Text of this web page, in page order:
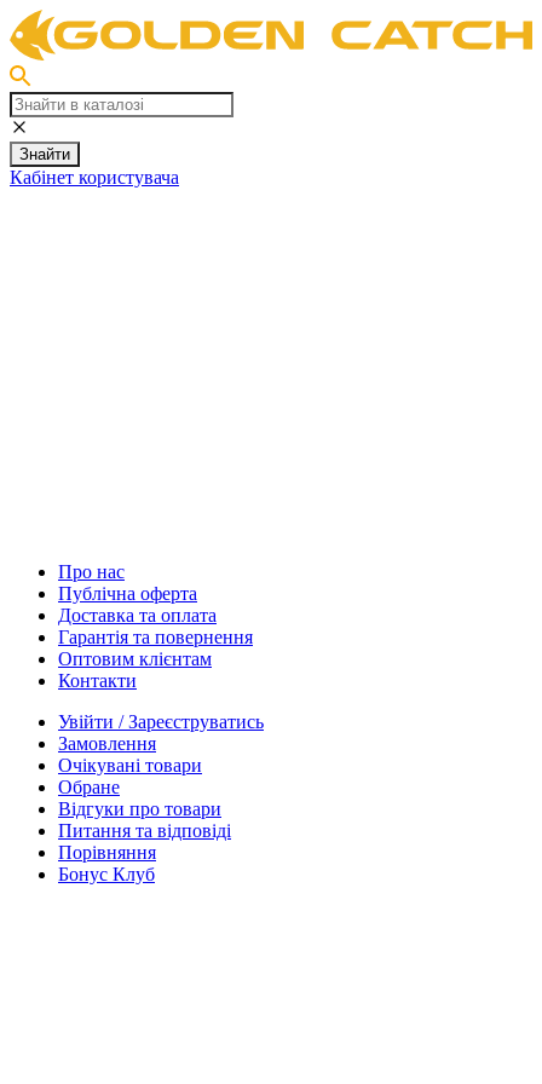
Знайти
Кабінет користувача
Про нас
Публічна оферта
Доставка та оплата
Гарантія та повернення
Оптовим клієнтам
Контакти
Увійти / Зареєструватись
Замовлення
Очікувані товари
Обране
Відгуки про товари
Питання та відповіді
Порівняння
Бонус Клуб